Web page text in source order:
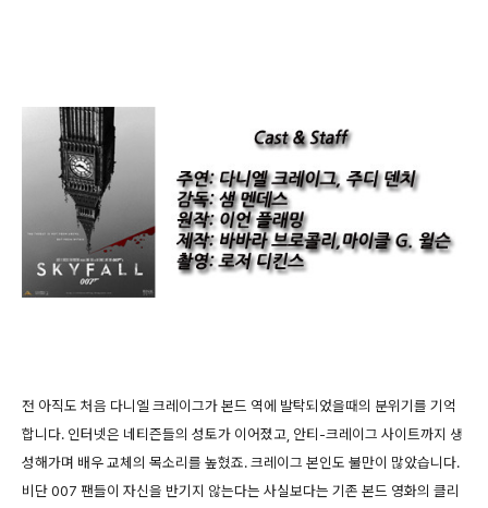
전 아직도 처음 다니엘 크레이그가 본드 역에 발탁되었을때의 분위기를 기억
합니다. 인터넷은 네티즌들의 성토가 이어졌고, 안티-크레이그 사이트까지 생
성해가며 배우 교체의 목소리를 높혔죠. 크레이그 본인도 불만이 많았습니다.
비단 007 팬들이 자신을 반기지 않는다는 사실보다는 기존 본드 영화의 클리